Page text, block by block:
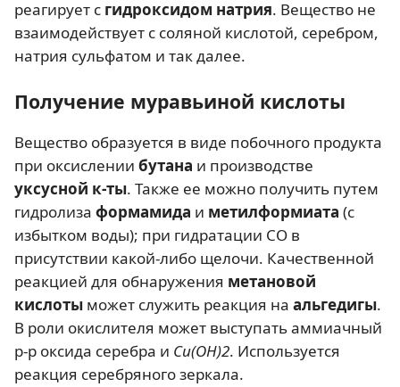
реагирует с гидроксидом натрия. Вещество не
взаимодействует с соляной кислотой, серебром,
натрия сульфатом и так далее.
Получение муравьиной кислоты
Вещество образуется в виде побочного продукта
при оксислении бутана и производстве
уксусной к-ты. Также ее можно получить путем
гидролиза формамида и метилформиата (с
избытком воды); при гидратации СО в
присутствии какой-либо щелочи. Качественной
реакцией для обнаружения метановой
кислоты может служить реакция на альгедигы.
В роли окислителя может выступать аммиачный
р-р оксида серебра и Си(ОН)2. Используется
реакция серебряного зеркала.